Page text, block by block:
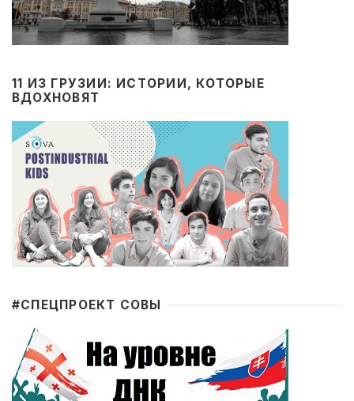
11 ИЗ ГРУЗИИ: ИСТОРИИ, КОТОРЫЕ
ВДОХНОВЯТ
#CПЕЦПРОЕКТ СОВЫ